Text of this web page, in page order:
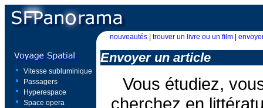
nouveautés trouver un livre ou un film
Vitesse subluminique
Passagers
Hyperespace
Space opera
Envoyer un article
Vous étudiez,
cherchez en